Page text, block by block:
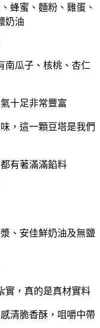
蜂蜜、麵粉、雞蛋、
奶油
南瓜子、核桃、杏仁
十足非常豐富
，這一顆豆塔是我們
有著滿滿餡料
、安佳鮮奶油及無鹽
實，真的是真材實料
清脆香酥，咀嚼中帶